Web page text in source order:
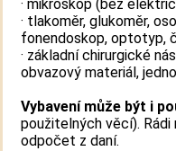
· mikroskop (bez
· tlakoměr, glukoměr,
fonendoskop, optotyp,
· základní chirurgické
obvazový materiál,
Vybavení může být i
použitelných věcí). Rádi
odpočet z daní.